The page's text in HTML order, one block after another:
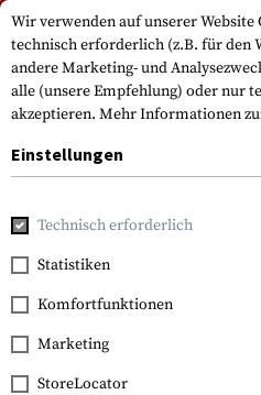
Bitte beachten Sie, dass die Lieferzeiten
15.08.2026 abweichen können
Wir verwenden auf unserer Website
technisch erforderlich (z.B. für den
andere Marketing- und
alle (unsere Empfehlung) oder nur
akzeptieren. Mehr Informationen
Einstellungen
Technisch erforderlich
Statistiken
Komfortfunktionen
Marketing
StoreLocator